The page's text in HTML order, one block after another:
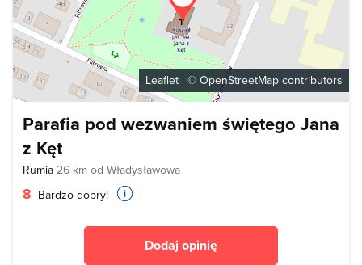
Leaflet | © OpenStreetMap contributors
Parafia pod wezwaniem świętego Jana
z Kęt
Rumia 26 km od Władysławowa
8 Bardzo dobry!
Dodaj opinię